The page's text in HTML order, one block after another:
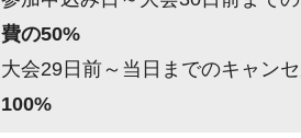
費の50%
大会29日前～当日までのキャン
100%